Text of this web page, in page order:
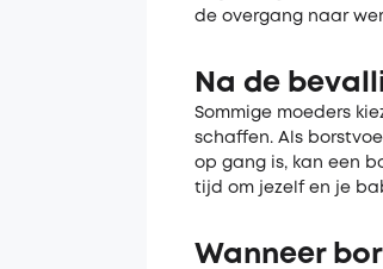
de overgang naar
Na de
Sommige moeders
schaffen. Als
op gang is, kan een
tijd om jezelf en je
Wanneer